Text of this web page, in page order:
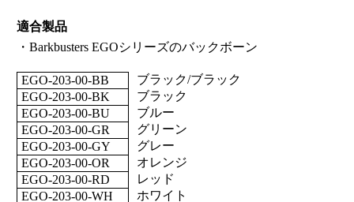
適合製品
・Barkbusters EGOシリーズのバックボーン
EGO-203-00-BB
ブラック/ブラック
EGO-203-00-BK
ブラック
EGO-203-00-BU
ブルー
EGO-203-00-GR
グリーン
EGO-203-00-GY
グレー
EGO-203-00-OR
オレンジ
EGO-203-00-RD
レッド
EGO-203-00-WH
ホワイト